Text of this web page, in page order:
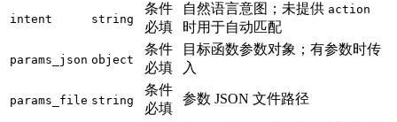
intent string
条件
必填
自然语言意图；未提供 action
时用于自动匹配
params_json object
条件
必填
目标函数参数对象；有参数时传
入
params_file string
条件
必填
参数 JSON 文件路径